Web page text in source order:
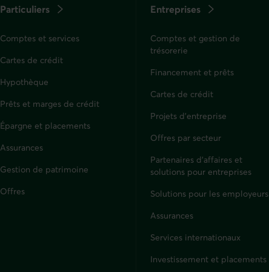
Particuliers
Comptes et services
Cartes de crédit
Hypothèque
Prêts et marges de crédit
Épargne et placements
Assurances
Gestion de patrimoine
Offres
Entreprises
Comptes et gestion de
trésorerie
Financement et prêts
Cartes de crédit
Projets d'entreprise
Offres par secteur
Partenaires d’affaires et
solutions pour entreprises
Solutions pour les employeurs
Assurances
Services internationaux
Investissement et placements